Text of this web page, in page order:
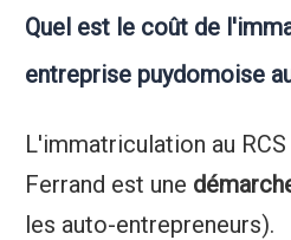
Quel est le coût de
entreprise puydomoise
L'immatriculation au
Ferrand est une
les auto-entrepreneurs).